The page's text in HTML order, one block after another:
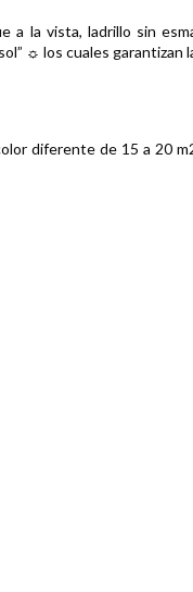
a la vista, ladrillo sin
☼ los cuales
diferente de 15 a 20